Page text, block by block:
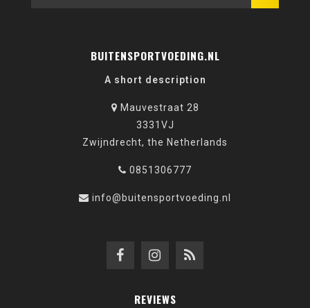
BUITENSPORTVOEDING.NL
A short description
Mauvestraat 28
3331VJ
Zwijndrecht, the Netherlands
0851306777
info@buitensportvoeding.nl
REVIEWS